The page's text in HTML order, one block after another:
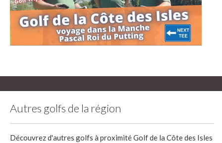
Autres golfs de la région
Découvrez d'autres golfs à proximité Golf de la Côte des Isles